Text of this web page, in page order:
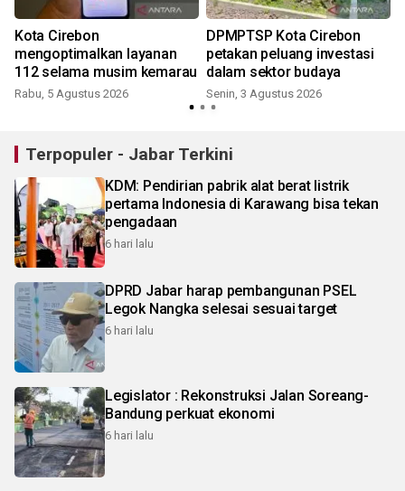
Kota Cirebon
mengoptimalkan layanan
112 selama musim kemarau
Rabu, 5 Agustus 2026
DPMPTSP Kota Cirebon
petakan peluang investasi
dalam sektor budaya
Senin, 3 Agustus 2026
Terpopuler - Jabar Terkini
KDM: Pendirian pabrik alat berat listrik
pertama Indonesia di Karawang bisa tekan
pengadaan
6 hari lalu
DPRD Jabar harap pembangunan PSEL
Legok Nangka selesai sesuai target
6 hari lalu
Legislator : Rekonstruksi Jalan Soreang-
Bandung perkuat ekonomi
6 hari lalu